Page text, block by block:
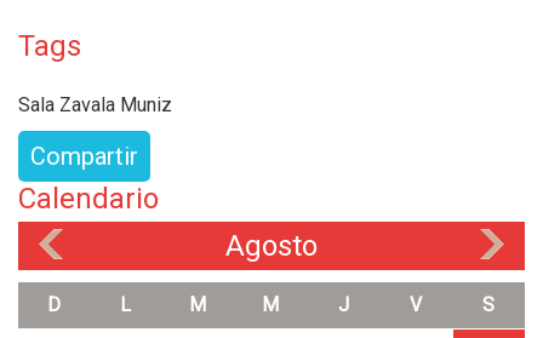
Tags
Sala Zavala Muniz
Compartir
Calendario
Agosto
D L M M J V S